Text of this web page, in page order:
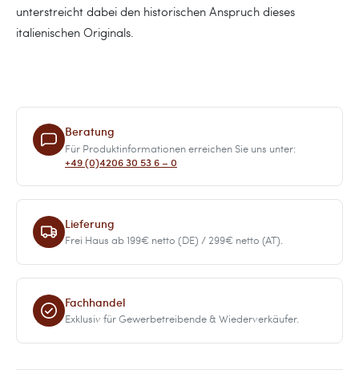
unterstreicht dabei den historischen Anspruch dieses
italienischen Originals.
Beratung
Für Produktinformationen erreichen Sie uns unter:
+49 (0)4206 30 53 6 – 0
Lieferung
Frei Haus ab 199€ netto (DE) / 299€ netto (AT).
Fachhandel
Exklusiv für Gewerbetreibende & Wiederverkäufer.